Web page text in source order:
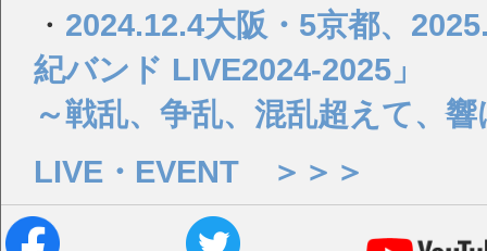
・ 2024.12.4大阪・5京都、
紀バンド LIVE2024-2025」
～戦乱、争乱、混乱超えて、
LIVE・EVENT ＞＞＞